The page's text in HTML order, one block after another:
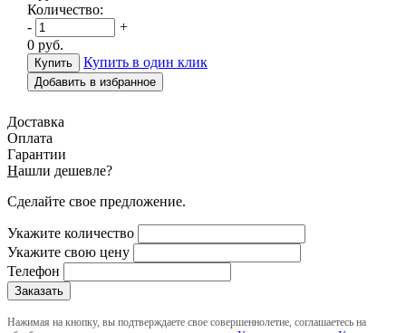
Количество:
-
+
0 руб.
Купить в один клик
Добавить в избранное
Доставка
Оплата
Гарантии
Нашли дешевле?
Сделайте свое предложение.
Укажите количество
Укажите свою цену
Телефон
Нажимая на кнопку, вы подтверждаете свое совершеннолетие, соглашаетесь на